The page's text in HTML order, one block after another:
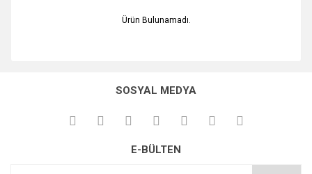
Ürün Bulunamadı.
SOSYAL MEDYA
E-BÜLTEN